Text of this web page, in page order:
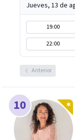
Jueves, 13 de
19:00
22:00
Anterior
10